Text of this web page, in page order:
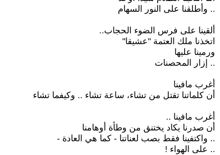
.. وأطلقنا على النور السهام
ألقينا على فرس الضوء الحجاب..
اتخذنا ملك العتمة "عشيقا"
ورمينا عليها
.. إزار المحصنات
أغرب مافينا
أن كلماتنا تقتل من تشاء، ساعة تشاء .. وكيفما تشاء
أغرب مافينا ..
أن صدرنا يكاد يختنق من وطأة أوهامنا
.. واكتفينا فقط بصب لعناتنا - كما هي العادة -
.. على الهواء !